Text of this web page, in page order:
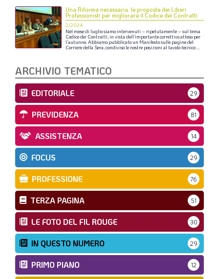
Una Riforma necessaria: le proposte dei Liberi
Professionisti per migliorare il Codice dei Contratti
2/2024
Nel mesedi lugliosiamointervenuti – ripetutamente–sul tema
Codicedei Contratti,in vista dell’importantecorrettivoatteso per
l’autunno.Abbiamo pubblicato un Manifestosulle paginedel
Corrieredella Sera,condiviso le nostre posizioni al tavolo tecnico...
ARCHIVIO TEMATICO
EDITORIALE 29
PREVIDENZA 81
ASSISTENZA 14
FOCUS 29
PROFESSIONE 76
TERZA PAGINA 51
LE FOTO DEL FIL ROUGE 30
IN QUESTO NUMERO 29
PRIMO PIANO 12